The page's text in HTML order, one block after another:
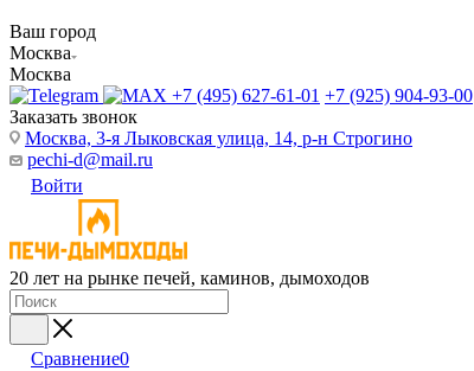
Ваш город
Москва
Москва
+7 (495) 627-61-01 +7 (925) 904-93-00
Заказать звонок
Москва, 3-я Лыковская улица, 14, р-н Строгино
pechi-d@mail.ru
Войти
20 лет на рынке печей, каминов, дымоходов
Сравнение0